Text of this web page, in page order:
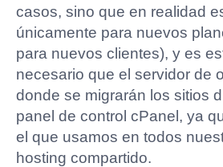
casos, sino que en realidad
únicamente para nuevos
para nuevos clientes), y es
necesario que el servidor de
donde se migrarán los sitios
panel de control cPanel, ya
el que usamos en todos
hosting compartido.